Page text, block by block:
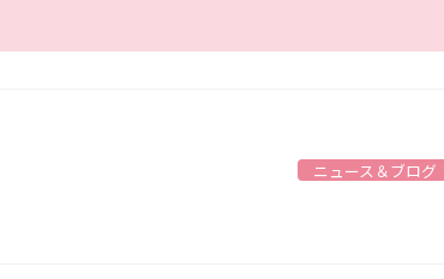
ニュース＆ブログ